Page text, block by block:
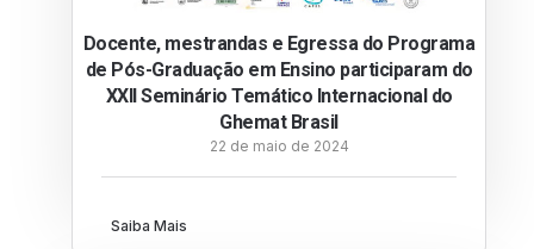
Docente, mestrandas e Egressa do Programa
de Pós-Graduação em Ensino participaram do
XXII Seminário Temático Internacional do
Ghemat Brasil
22 de maio de 2024
Saiba Mais